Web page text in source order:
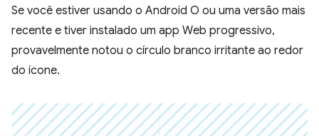
Se você estiver usando o Android O ou uma versão mais
recente e tiver instalado um app Web progressivo,
provavelmente notou o círculo branco irritante ao redor
do ícone.